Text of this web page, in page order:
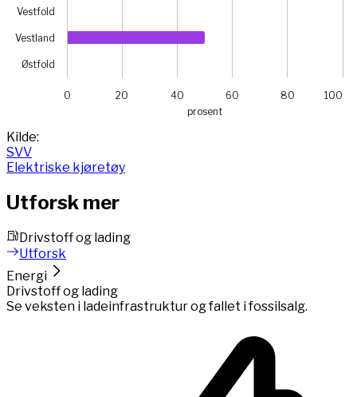
prosent
Vestfold
Vestland
Østfold
0 20 40 60 80 100
End of interactive chart.
Kilde:
SVV
Elektriske kjøretøy
Utforsk mer
Drivstoff og lading
Utforsk
Energi
Drivstoff og lading
Se veksten i ladeinfrastruktur og fallet i fossilsalg.